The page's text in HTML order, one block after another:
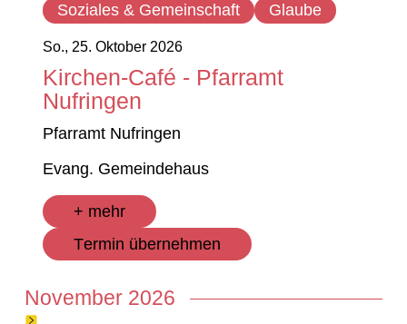
So., 25. Oktober 2026
Kirchen-Café - Pfarramt
Nufringen
Pfarramt Nufringen
Evang. Gemeindehaus
+ mehr
Termin übernehmen
Soziales & Gemeinschaft
Glaube
November 2026